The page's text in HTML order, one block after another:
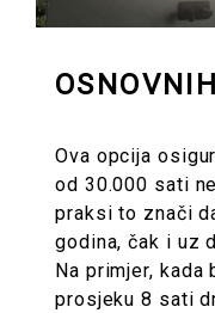
Ova opcija
od 30.000 sati
praksi to znači
godina, čak i uz
Na primjer,
prosjeku 8 sati